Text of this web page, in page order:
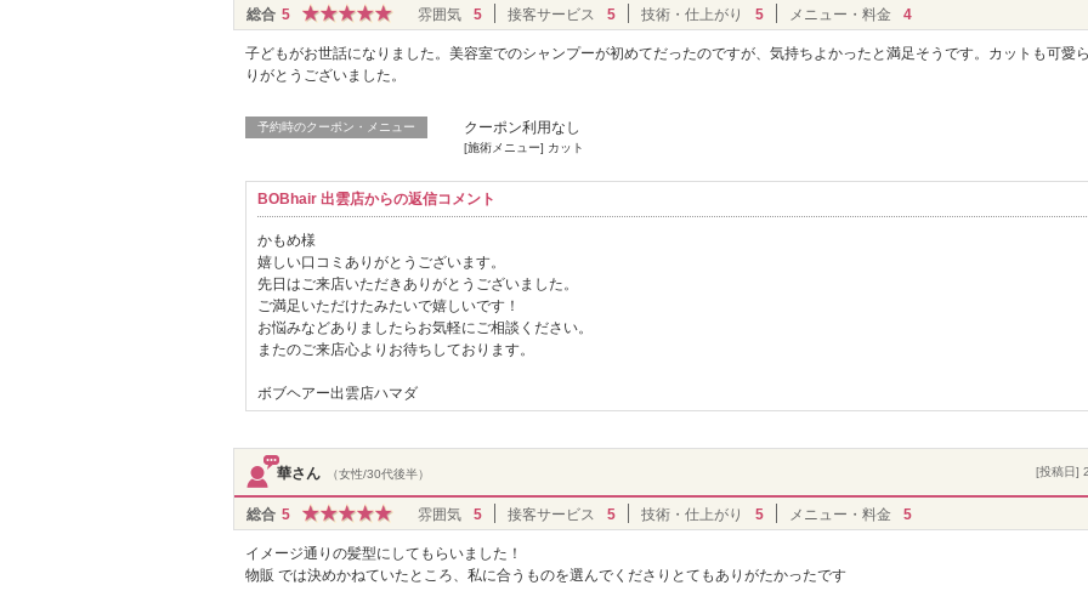
総合 5 雰囲気 5 接客サービス 5 技術・仕上がり 5 メニュー・料金 4
子どもがお世話になりました。美容室でのシャンプーが初めてだったのですが、気持ちよかったと満足そうです。カットも可愛
りがとうございました。
予約時のクーポン・メニュー クーポン利用なし
[施術メニュー] カット
BOBhair 出雲店からの返信コメント
かもめ様
嬉しい口コミありがとうございます。
先日はご来店いただきありがとうございました。
ご満足いただけたみたいで嬉しいです！
お悩みなどありましたらお気軽にご相談ください。
またのご来店心よりお待ちしております。
ボブヘアー出雲店ハマダ
華さん （女性/30代後半） [投稿日]
総合 5 雰囲気 5 接客サービス 5 技術・仕上がり 5 メニュー・料金 5
イメージ通りの髪型にしてもらいました！
物販 では決めかねていたところ、私に合うものを選んでくださりとてもありがたかったです